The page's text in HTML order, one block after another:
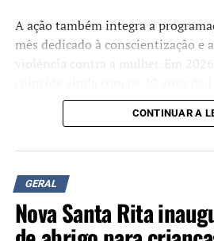
A ação também integra a
mês dedicado à conscientização e
violência contra a mulher. Em
marco da legislação brasileira de
em situação de violência.
Além da instalação dos bancos,
oficinas de pintura e rodas de
prevenção da violência de gênero
sobre a rede de proteção às
CONTINUAR A
GERAL
Nova Santa Rita